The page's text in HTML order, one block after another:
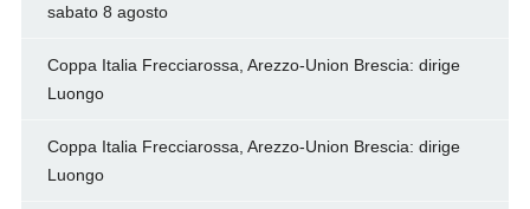
sabato 8 agosto
Coppa Italia Frecciarossa, Arezzo-Union Brescia: dirige
Luongo
Coppa Italia Frecciarossa, Arezzo-Union Brescia: dirige
Luongo